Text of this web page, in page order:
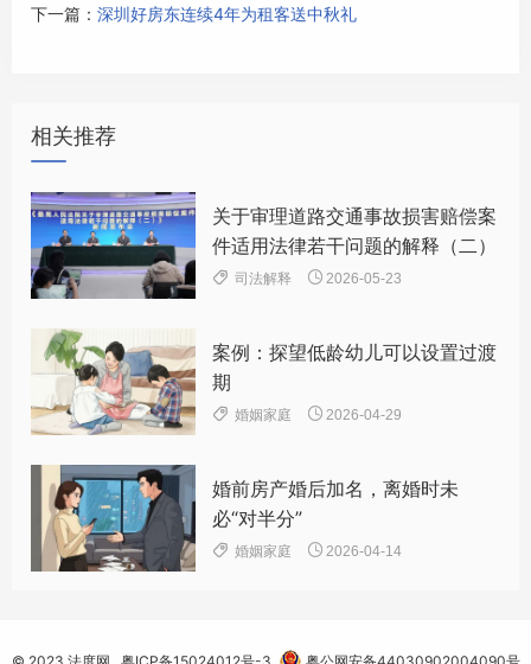
术时保险期间已过，但仍属于投保期间内发生的疾
中华人民共和国保险法
（施行日期：2015-04-24）
第三十条 采用保险人提供的格式条款订立的保险合
有争议的，应当按照通常理解予以解释。对合同条款有
两种以上解释的，人民法院或者仲裁机构应当作出有利
于被保险人和受益人的解释。
夏萍，图片来源网络，为便利阅读文中人名均为化
名。
下一篇： 深圳好房东连续4年为租客送中秋礼
相关推荐
关于审理道路交通事故损害赔偿案
件适用法律若干问题的解释（二）
 司法解释  2026-05-23
案例：探望低龄幼儿可以设置过渡
期
 婚姻家庭  2026-04-29
婚前房产婚后加名，离婚时未
必“对半分”
 婚姻家庭  2026-04-14